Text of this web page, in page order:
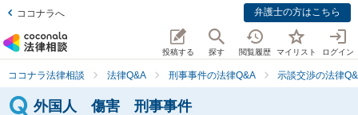
ココナラへ 弁護士の方はこちら
投稿する 探す 閲覧履歴 マイリスト ログイン
ココナラ法律相談 法律Q&A 刑事事件の法律Q&A 示談交渉の法律
外国人 傷害 刑事事件